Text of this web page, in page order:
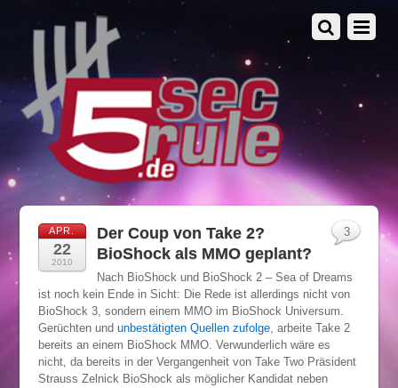
APR.
22
2010
Der Coup von Take 2?
BioShock als MMO geplant?
Nach BioShock und BioShock 2 – Sea of Dreams
ist noch kein Ende in Sicht: Die Rede ist allerdings nicht von
BioShock 3, sondern einem MMO im BioShock Universum.
Gerüchten und unbestätigten Quellen zufolge, arbeite Take 2
bereits an einem BioShock MMO. Verwunderlich wäre es
nicht, da bereits in der Vergangenheit von Take Two Präsident
Strauss Zelnick BioShock als möglicher Kandidat neben
3